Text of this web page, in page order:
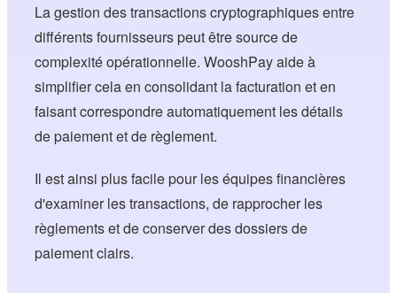
La gestion des transactions cryptographiques entre
différents fournisseurs peut être source de
complexité opérationnelle. WooshPay aide à
simplifier cela en consolidant la facturation et en
faisant correspondre automatiquement les détails
de paiement et de règlement.
Il est ainsi plus facile pour les équipes financières
d'examiner les transactions, de rapprocher les
règlements et de conserver des dossiers de
paiement clairs.